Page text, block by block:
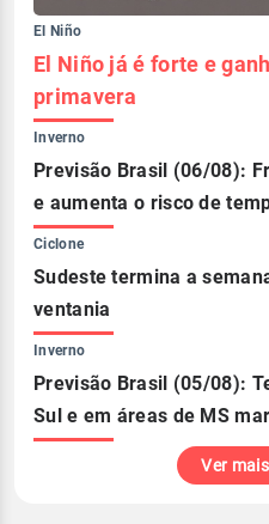
El Niño
El Niño já é forte e
primavera
Inverno
Previsão Brasil (06/08):
e aumenta o risco de
Ciclone
Sudeste termina a
ventania
Inverno
Previsão Brasil (05/08):
Sul e em áreas de MS
Ver